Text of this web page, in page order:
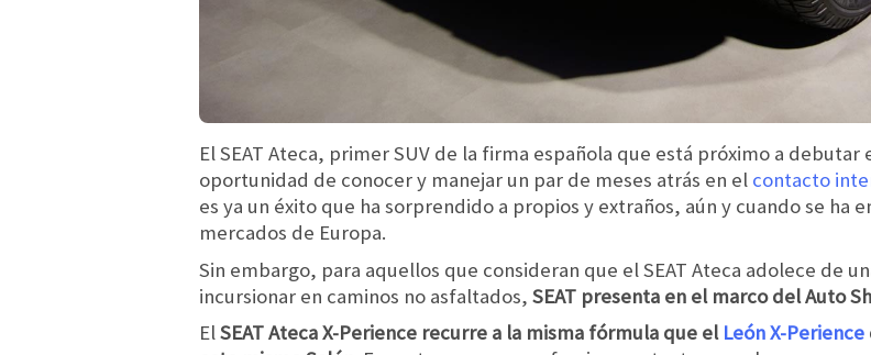
El SEAT Ateca, primer SUV de la firma española que está próximo a
oportunidad de conocer y manejar un par de meses atrás en el contacto
es ya un éxito que ha sorprendido a propios y extraños, aún y cuando se ha
mercados de Europa.
Sin embargo, para aquellos que consideran que el SEAT Ateca adolece de
incursionar en caminos no asfaltados, SEAT presenta en el marco del Auto
ElSEAT Ateca X-Perience recurre a la misma fórmula que el León X-Perience